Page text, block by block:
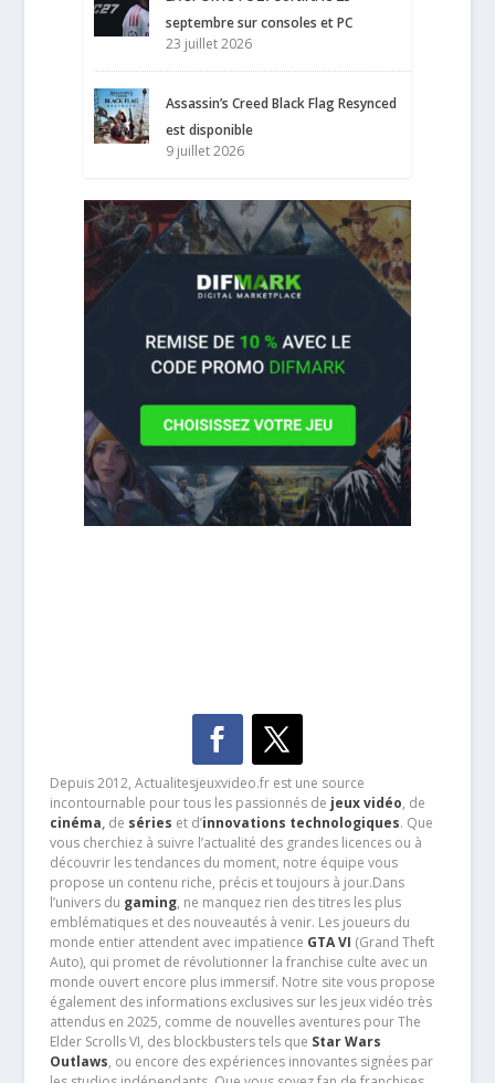
septembre sur consoles et PC
23 juillet 2026
Assassin’s Creed Black Flag Resynced
est disponible
9 juillet 2026
Depuis 2012, Actualitesjeuxvideo.fr est une source
incontournable pour tous les passionnés de jeux vidéo, de
cinéma,de séries et d’innovations technologiques. Que
vous cherchiez à suivre l’actualité des grandes licences ou à
découvrir les tendances du moment, notre équipe vous
propose un contenu riche, précis et toujours à jour.Dans
l’univers du gaming, ne manquez rien des titres les plus
emblématiques et des nouveautés à venir. Les joueurs du
monde entier attendent avec impatience GTA VI (Grand Theft
Auto), qui promet de révolutionner la franchise culte avec un
monde ouvert encore plus immersif. Notre site vous propose
également des informations exclusives sur les jeux vidéo très
attendus en 2025, comme de nouvelles aventures pour The
Elder Scrolls VI, des blockbusters tels que Star Wars
Outlaws, ou encore des expériences innovantes signées par